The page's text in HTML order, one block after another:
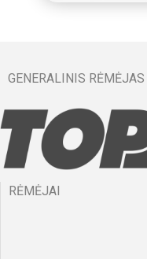
GENERALINIS RĖMĖJAS
RĖMĖJAI